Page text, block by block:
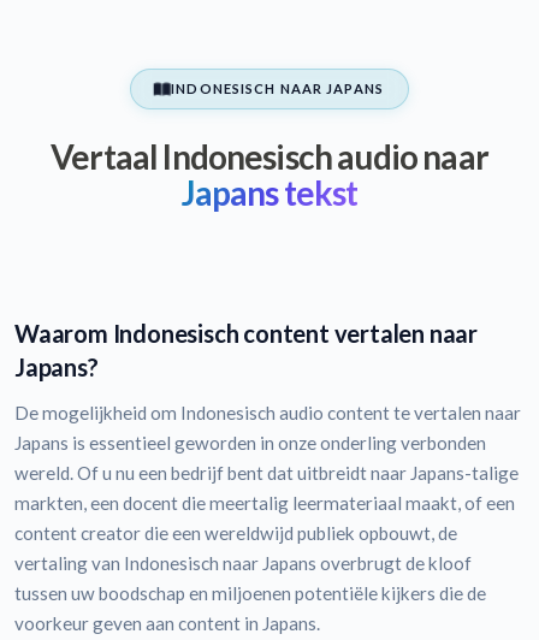
INDONESISCH NAAR JAPANS
Vertaal Indonesisch audio naar
Japans tekst
Waarom Indonesisch content vertalen naar
Japans?
De mogelijkheid om Indonesisch audio content te vertalen naar
Japans is essentieel geworden in onze onderling verbonden
wereld. Of u nu een bedrijf bent dat uitbreidt naar Japans-talige
markten, een docent die meertalig leermateriaal maakt, of een
content creator die een wereldwijd publiek opbouwt, de
vertaling van Indonesisch naar Japans overbrugt de kloof
tussen uw boodschap en miljoenen potentiële kijkers die de
voorkeur geven aan content in Japans.